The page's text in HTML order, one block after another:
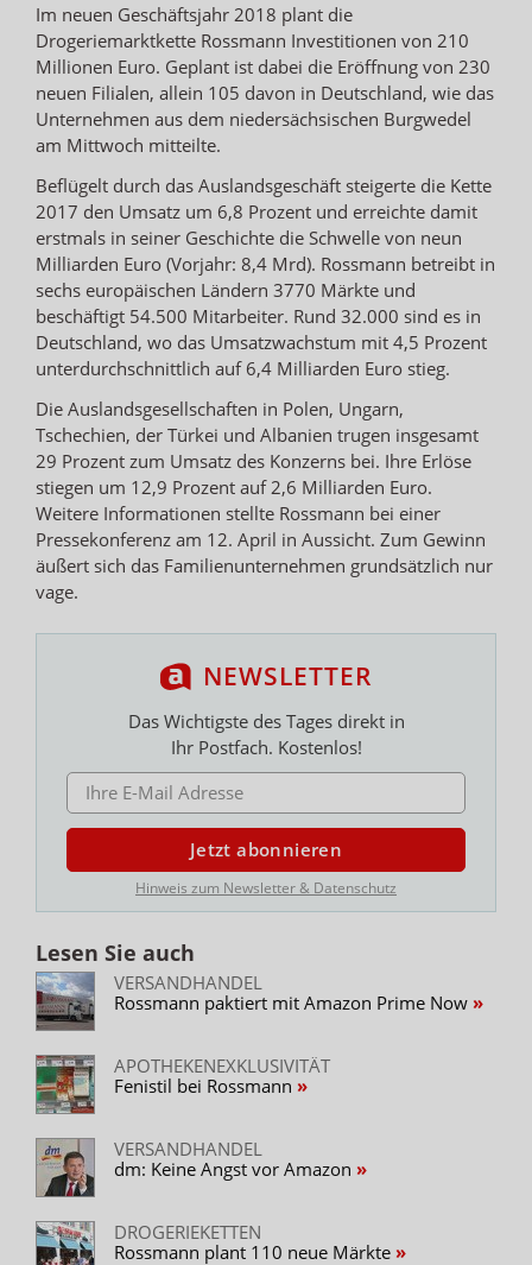
Im neuen Geschäftsjahr 2018 plant die
Drogeriemarktkette Rossmann Investitionen von 210
Millionen Euro. Geplant ist dabei die Eröffnung von 230
neuen Filialen, allein 105 davon in Deutschland, wie das
Unternehmen aus dem niedersächsischen Burgwedel
am Mittwoch mitteilte.
Beflügelt durch das Auslandsgeschäft steigerte die Kette
2017 den Umsatz um 6,8 Prozent und erreichte damit
erstmals in seiner Geschichte die Schwelle von neun
Milliarden Euro (Vorjahr: 8,4 Mrd). Rossmann betreibt in
sechs europäischen Ländern 3770 Märkte und
beschäftigt 54.500 Mitarbeiter. Rund 32.000 sind es in
Deutschland, wo das Umsatzwachstum mit 4,5 Prozent
unterdurchschnittlich auf 6,4 Milliarden Euro stieg.
Die Auslandsgesellschaften in Polen, Ungarn,
Tschechien, der Türkei und Albanien trugen insgesamt
29 Prozent zum Umsatz des Konzerns bei. Ihre Erlöse
stiegen um 12,9 Prozent auf 2,6 Milliarden Euro.
Weitere Informationen stellte Rossmann bei einer
Pressekonferenz am 12. April in Aussicht. Zum Gewinn
äußert sich das Familienunternehmen grundsätzlich nur
vage.
NEWSLETTER
Das Wichtigste des Tages direkt in
Ihr Postfach. Kostenlos!
E-MAIL ADRESSE
Jetzt abonnieren
Hinweis zum Newsletter & Datenschutz
Lesen Sie auch
VERSANDHANDEL
Rossmann paktiert mit Amazon Prime Now
APOTHEKENEXKLUSIVITÄT
Fenistil bei Rossmann
VERSANDHANDEL
dm: Keine Angst vor Amazon
DROGERIEKETTEN
Rossmann plant 110 neue Märkte